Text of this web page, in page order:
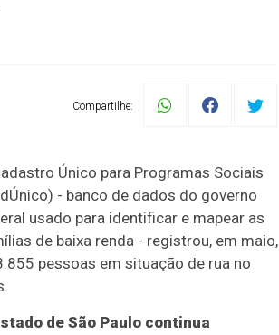
Compartilhe:
Único para Programas Sociais
- banco de dados do governo
usado para identificar e mapear as
de baixa renda - registrou, em maio,
pessoas em situação de rua no
de São Paulo continua